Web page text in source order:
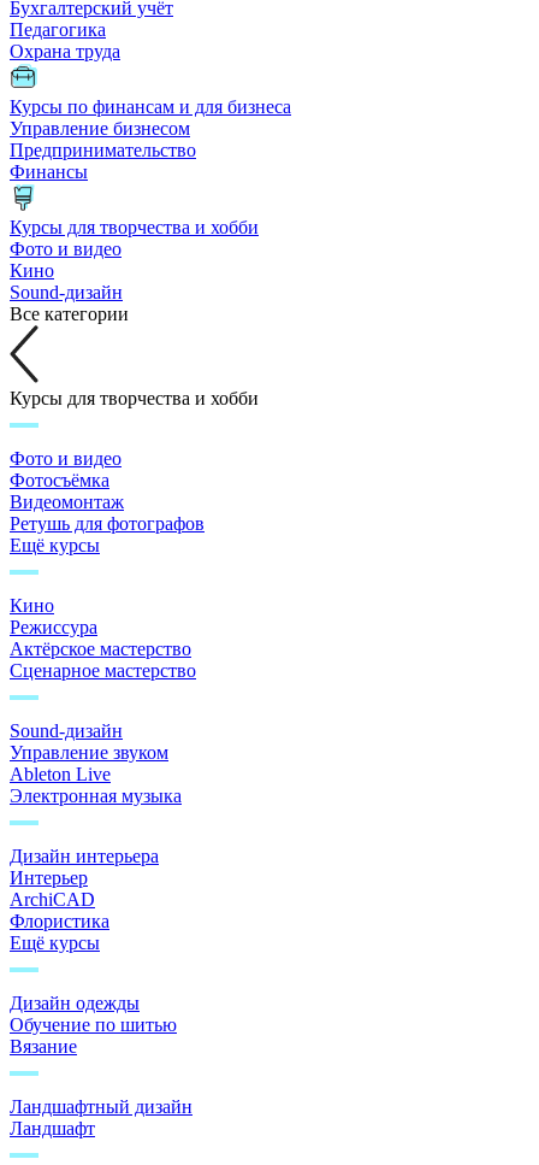
Бухгалтерский учёт
Педагогика
Охрана труда
Курсы по финансам и для бизнеса
Управление бизнесом
Предпринимательство
Финансы
Курсы для творчества и хобби
Фото и видео
Кино
Sound-дизайн
Все категории
Курсы для творчества и хобби
Фото и видео
Фотосъёмка
Видеомонтаж
Ретушь для фотографов
Ещё курсы
Кино
Режиссура
Актёрское мастерство
Сценарное мастерство
Sound-дизайн
Управление звуком
Ableton Live
Электронная музыка
Дизайн интерьера
Интерьер
ArchiCAD
Флористика
Ещё курсы
Дизайн одежды
Обучение по шитью
Вязание
Ландшафтный дизайн
Ландшафт